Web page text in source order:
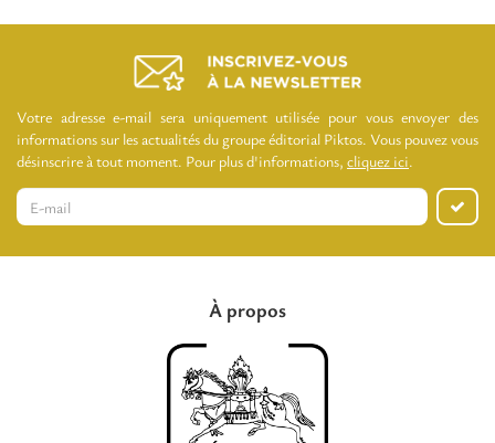
Votre adresse e-mail sera uniquement utilisée pour vous envoyer des
informations sur les actualités du groupe éditorial Piktos. Vous pouvez vous
désinscrire à tout moment. Pour plus d'informations, cliquez ici.
À propos